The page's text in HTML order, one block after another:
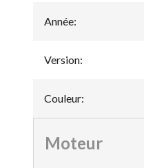
Année:
Version:
Couleur:
Moteur